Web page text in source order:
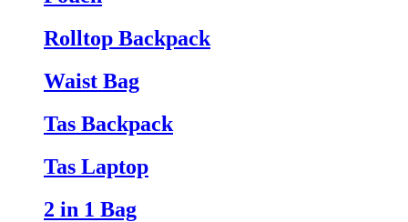
Rolltop Backpack
Waist Bag
Tas Backpack
Tas Laptop
2 in 1 Bag